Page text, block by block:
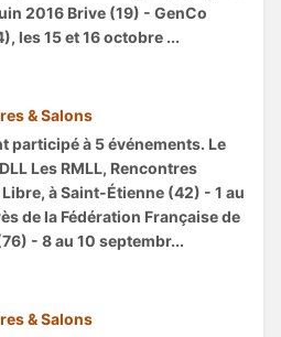
2016 Brive (19) - GenCo
les 15 et 16 octobre ...
& Salons
participé à 5 événements. Le
Les RMLL, Rencontres
à Saint-Étienne (42) - 1 au
de la Fédération Française de
- 8 au 10 septembr...
& Salons